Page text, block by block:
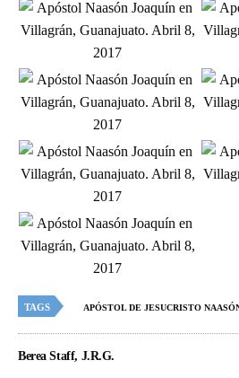
TAGS APÓSTOL DE JESUCRISTO
Berea Staff, J.R.G.